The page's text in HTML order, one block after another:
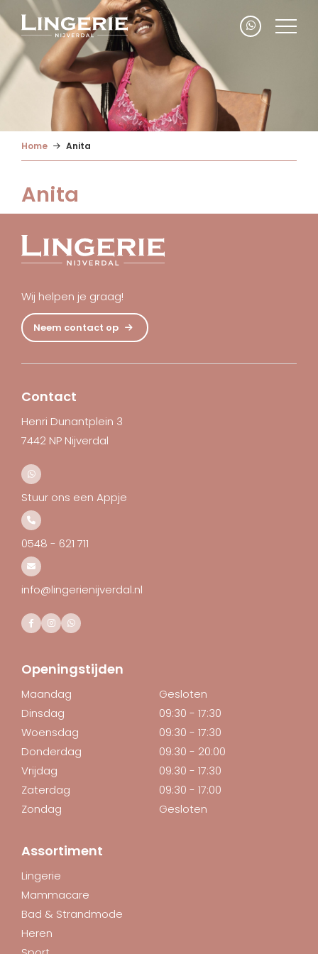
Home Anita
Anita
Wij helpen je graag!
Neem contact op
Contact
Henri Dunantplein 3
7442 NP Nijverdal
Stuur ons een Appje
0548 - 621 711
info@lingerienijverdal.nl
Openingstijden
Maandag
Gesloten
Dinsdag
09:30 - 17:30
Woensdag
09:30 - 17:30
Donderdag
09:30 - 20:00
Vrijdag
09:30 - 17:30
Zaterdag
09:30 - 17:00
Zondag
Gesloten
Assortiment
Lingerie
Mammacare
Bad & Strandmode
Heren